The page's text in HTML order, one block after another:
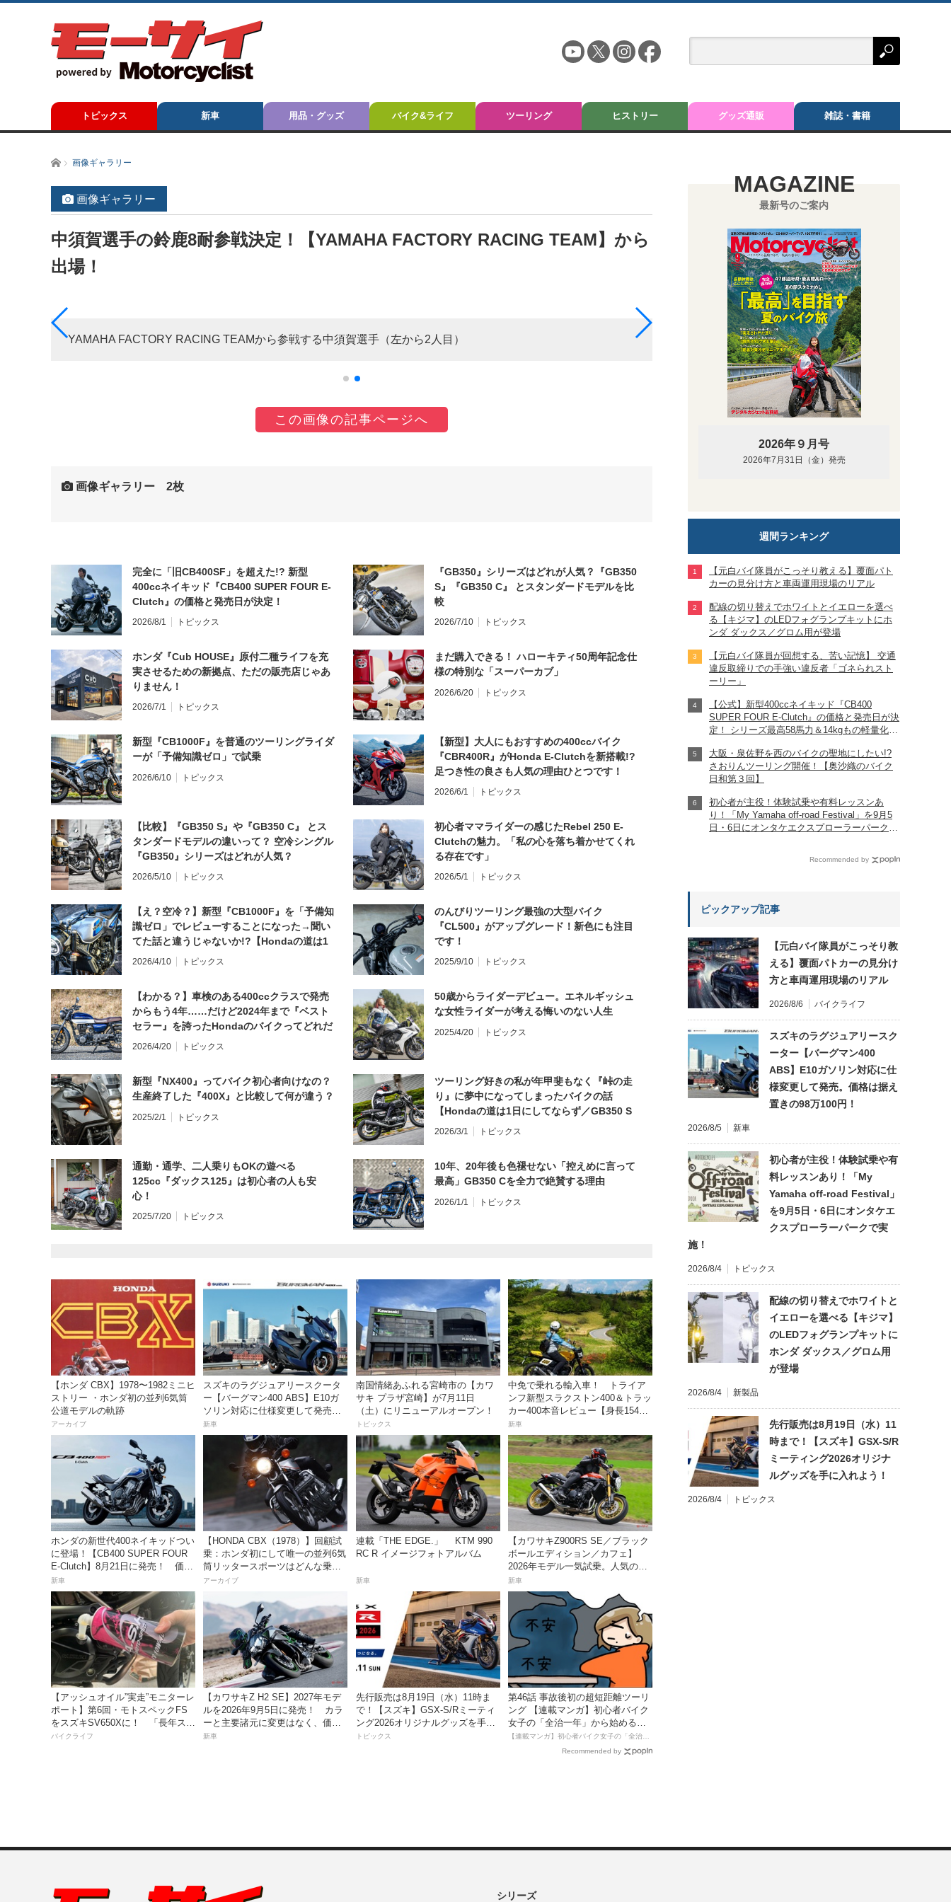
トピックス 新車 用品・グッズ バイク&ライフ ツーリング ヒストリー グッズ通販 雑誌・書籍
ホーム画像ギャラリー
画像ギャラリー
中須賀選手の鈴鹿8耐参戦決定！【YAMAHA FACTORY RACING TEAM】から
出場！
YAMAHA FACTORY RACING TEAMから参戦する中須賀選手（左から2人目） 2025年の鈴鹿8耐
この画像の記事ページへ
画像ギャラリー 2枚
完全に「旧CB400SF」を超えた!? 新型
400ccネイキッド『CB400 SUPER FOUR E-
Clutch』の価格と発売日が決定！
2026/8/1 トピックス
『GB350』シリーズはどれが人気？『GB350
S』『GB350 C』 とスタンダードモデルを比
較
2026/7/10 トピックス
ホンダ『Cub HOUSE』原付二種ライフを充
実させるための新拠点、ただの販売店じゃあ
りません！
2026/7/1 トピックス
まだ購入できる！ ハローキティ50周年記念仕
様の特別な「スーパーカブ」
2026/6/20 トピックス
新型『CB1000F』を普通のツーリングライダ
ーが「予備知識ゼロ」で試乗
2026/6/10 トピックス
【新型】大人にもおすすめの400ccバイク
『CBR400R』がHonda E-Clutchを新搭載!?
足つき性の良さも人気の理由ひとつです！
2026/6/1 トピックス
【比較】『GB350 S』や『GB350 C』 とス
タンダードモデルの違いって？ 空冷シングル
『GB350』シリーズはどれが人気？
2026/5/10 トピックス
初心者ママライダーの感じたRebel 250 E-
Clutchの魅力。「私の心を落ち着かせてくれ
る存在です」
2026/5/1 トピックス
【え？空冷？】新型『CB1000F』を「予備知
識ゼロ」でレビューすることになった→聞い
てた話と違うじゃないか!?【Hondaの道は1
日にしてならず／CB1000F ①第一印象 編】
2026/4/10 トピックス
のんびりツーリング最強の大型バイク
『CL500』がアップグレード！新色にも注目
です！
2025/9/10 トピックス
【わかる？】車検のある400ccクラスで発売
からもう4年……だけど2024年まで『ベスト
セラー』を誇ったHondaのバイクってどれだ
と思う？
2026/4/20 トピックス
50歳からライダーデビュー。エネルギッシュ
な女性ライダーが考える悔いのない人生
2025/4/20 トピックス
新型『NX400』ってバイク初心者向けなの？
生産終了した『400X』と比較して何が違う？
2025/2/1 トピックス
ツーリング好きの私が年甲斐もなく『峠の走
り』に夢中になってしまったバイクの話
【Hondaの道は1日にしてならず／GB350 S
インプレ・レビュー 前編】
2026/3/1 トピックス
通勤・通学、二人乗りもOKの遊べる
125cc『ダックス125』は初心者の人も安
心！
2025/7/20 トピックス
10年、20年後も色褪せない「控えめに言って
最高」GB350 Cを全力で絶賛する理由
2026/1/1 トピックス
【ホンダ CBX】1978〜1982ミニヒ
ストリー ・ホンダ初の並列6気筒
公道モデルの軌跡
アーカイブ
スズキのラグジュアリースクータ
ー【バーグマン400 ABS】E10ガ
ソリン対応に仕様変更して発売。
価格は据え置きの98万100円！
新車
南国情緒あふれる宮崎市の【カワ
サキ プラザ宮崎】が7月11日
（土）にリニューアルオープン！
トピックス
中免で乗れる輸入車！ トライア
ンフ新型スラクストン400＆トラッ
カー400本音レビュー【身長154cm
の足着きは？】
新車
ホンダの新世代400ネイキッドつい
に登場！【CB400 SUPER FOUR
E-Clutch】8月21日に発売！ 価格
99万8800円
新車
【HONDA CBX（1978）】回顧試
乗：ホンダ初にして唯一の並列6気
筒リッタースポーツはどんな乗り
味だったのか？
アーカイブ
連載「THE EDGE.」 KTM 990
RC R イメージフォトアルバム
新車
【カワサキZ900RS SE／ブラック
ボールエディション／カフェ】
2026年モデル一気試乗。人気の国
産ネオレトロモデルが扱いやすく
上質に進化！
新車
【アッシュオイル”実走”モニターレ
ポート】第6回・モトスペックFS
をスズキSV650Xに！ 「長年スト
レスだったシフトの固さがコレの
バイクライフ
【カワサキZ H2 SE】2027年モデ
ルを2026年9月5日に発売！ カラ
ーと主要諸元に変更はなく、価格
は据え置きの247万5000円！
新車
先行販売は8月19日（水）11時ま
で！【スズキ】GSX-S/Rミーティ
ング2026オリジナルグッズを手に
入れよう！
トピックス
第46話 事故後初の超短距離ツーリ
ング 【連載マンガ】初心者バイク
女子の「全治一年」から始める起
死回生日記
【連載マンガ】初心者バイク女子の「全治一年」から始める起死回生日記
Recommended by
MAGAZINE
最新号のご案内
2026年９月号
2026年7月31日（金）発売
週間ランキング
【元白バイ隊員がこっそり教える】覆面パト
カーの見分け方と車両運用現場のリアル
配線の切り替えでホワイトとイエローを選べ
る【キジマ】のLEDフォグランプキットにホ
ンダ ダックス／グロム用が登場
【元白バイ隊員が回想する、苦い記憶】 交通
違反取締りでの手強い違反者「ゴネられスト
ーリー」
【公式】新型400ccネイキッド『CB400
SUPER FOUR E-Clutch』の価格と発売日が決
定！ シリーズ最高58馬力＆14kgもの軽量化!?
【Honda2026新車ニュース】
大阪・泉佐野を西のバイクの聖地にしたい!?
さおりんツーリング開催！【奥沙織のバイク
日和第３回】
初心者が主役！体験試乗や有料レッスンあ
り！「My Yamaha off-road Festival」を9月5
日・6日にオンタケエクスプローラーパークで
Recommended by
ピックアップ記事
【元白バイ隊員がこっそり教
える】覆面パトカーの見分け
方と車両運用現場のリアル
2026/8/6 バイクライフ
スズキのラグジュアリースク
ーター【バーグマン400
ABS】E10ガソリン対応に仕
様変更して発売。価格は据え
置きの98万100円！
2026/8/5 新車
初心者が主役！体験試乗や有
料レッスンあり！「My
Yamaha off-road Festival」
を9月5日・6日にオンタケエ
クスプローラーパークで実
施！
2026/8/4 トピックス
配線の切り替えでホワイトと
イエローを選べる【キジマ】
のLEDフォグランプキットに
ホンダ ダックス／グロム用
が登場
2026/8/4 新製品
先行販売は8月19日（水）11
時まで！【スズキ】GSX-S/R
ミーティング2026オリジナ
ルグッズを手に入れよう！
2026/8/4 トピックス
シリーズ